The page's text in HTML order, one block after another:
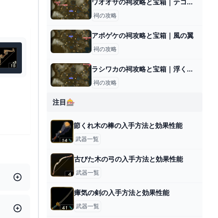
祠の攻略
アポゲケの祠攻略と宝箱｜風の翼
祠の攻略
ラシワカの祠攻略と宝箱｜浮くちから
祠の攻略
注目🎰
節くれ木の棒の入手方法と効果性能
武器一覧
古びた木の弓の入手方法と効果性能
武器一覧
瘴気の剣の入手方法と効果性能
武器一覧